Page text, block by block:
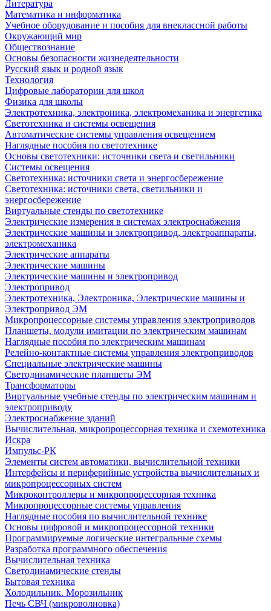
Литература
Математика и информатика
Учебное оборудование и пособия для внеклассной работы
Окружающий мир
Обществознание
Основы безопасности жизнедеятельности
Русский язык и родной язык
Технология
Цифровые лаборатории для школ
Физика для школы
Электротехника, электроника, электромеханика и энергетика
Светотехника и системы освещения
Автоматические системы управления освещением
Наглядные пособия по светотехнике
Основы светотехники: источники света и светильники
Системы освещения
Светотехника: источники света и энергосбережение
Светотехника: источники света, светильники и
энергосбережение
Виртуальные стенды по светотехнике
Электрические измерения в системах электроснабжения
Электрические машины и электропривод, электроаппараты,
электромеханика
Электрические аппараты
Электрические машины
Электрические машины и электропривод
Электропривод
Электротехника, Электроника, Электрические машины и
Электропривод ЭМ
Микропроцессорные системы управления электроприводов
Планшеты, модули имитации по электрическим машинам
Наглядные пособия по электрическим машинам
Релейно-контактные системы управления электроприводов
Специальные электрические машины
Светодинамические планшеты ЭМ
Трансформаторы
Виртуальные учебные стенды по электрическим машинам и
электроприводу
Электроснабжение зданий
Вычислительная, микропроцессорная техника и схемотехника
Искра
Импульс-РК
Элементы систем автоматики, вычислительной техники
Интерфейсы и периферийные устройства вычислительных и
микропроцессорных систем
Микроконтроллеры и микропроцессорная техника
Микропроцессорные системы управления
Наглядные пособия по вычислительной технике
Основы цифровой и микропроцессорной техники
Программируемые логические интегральные схемы
Разработка программного обеспечения
Вычислительная техника
Светодинамические стенды
Бытовая техника
Холодильник. Морозильник
Печь СВЧ (микроволновка)